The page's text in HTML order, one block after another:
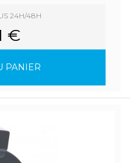
24H/48H
€
PANIER